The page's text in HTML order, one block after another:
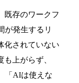
既存のワークフ
が発生するリ
化されていない
上がらず、
「AIは使えな